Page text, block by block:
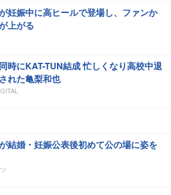
妊娠中に高ヒールで登場し、ファンか
上がる
時にKAT-TUN結成 忙しくなり高校中退
れた亀梨和也
結婚・妊娠公表後初めて公の場に姿を